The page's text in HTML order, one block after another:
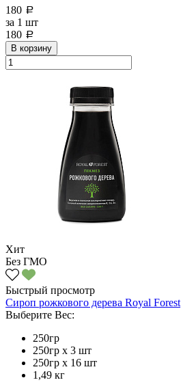
180 a
за 1 шт
180 a
В корзину
Хит
Без ГМО
Быстрый просмотр
Сироп рожкового дерева Royal Forest
Выберите Вес:
250гр
250гр х 3 шт
250гр х 16 шт
1,49 кг